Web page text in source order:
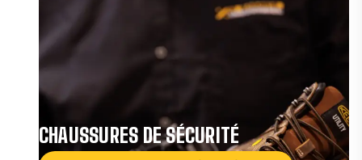
CHAUSSURES DE SÉCURITÉ